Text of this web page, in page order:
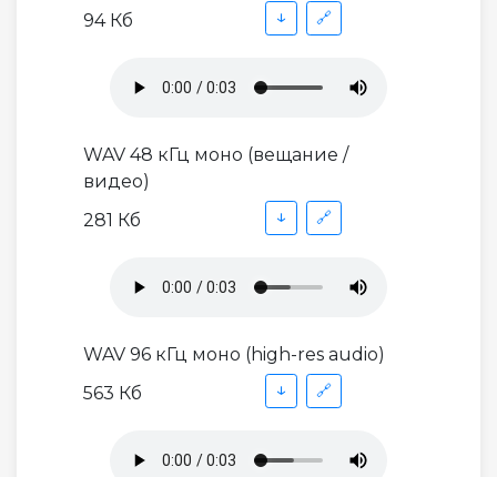
94 Кб
↓ 🔗
WAV 48 кГц моно (вещание /
видео)
281 Кб
↓ 🔗
WAV 96 кГц моно (high-res audio)
563 Кб
↓ 🔗